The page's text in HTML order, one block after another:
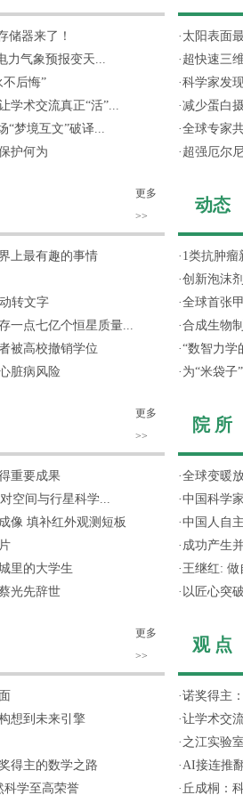
储器来了！
力气象预报变天...
后悔”
学术交流真正“活”...
“梦境互文”破译...
护何为
更多
>>
上最有趣的事情
转文字
一点七亿个恒星质量...
被高校撤销学位
脏病风险
更多
>>
重要成果
空间与行星科学...
像 填补红外观测短板
里的大学生
光先辞世
更多
>>
想到未来引擎
得主的数学之路
科学至高荣誉
· 太阳表面
· 超快速三
·科学家发
·减少蛋白
·全球专家
· 超强厄尔
动态
· 1类抗肿瘤
·创新泡沫
·全球首张
·合成生物
·“数智力学
· 为“米袋子
院 所
·全球变暖
·中国科学
·中国人自
· 成功产生
· 王继红: 做
· 以匠心突
观 点
·诺奖得主
·让学术交
· 之江实验
·AI接连推
· 丘成桐：